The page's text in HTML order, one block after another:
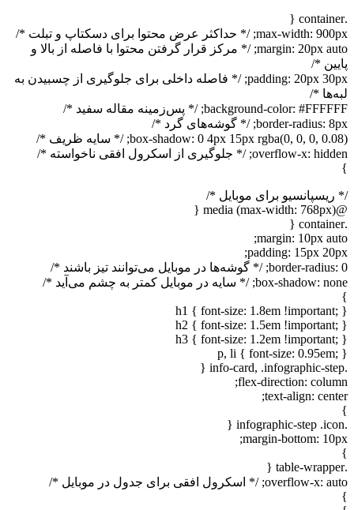
.container {
max-width: 900px; /* حداکثر عرض محتوا برای دسکتاپ و تبلت */
margin: 20px auto; /* مرکز قرار گرفتن محتوا با فاصله از بالا و
پایین */
padding: 20px 30px; /* فاصله داخلی برای جلوگیری از چسبیدن به
لبه‌ها */
background-color: #FFFFFF; /* پس‌زمینه مقاله سفید */
border-radius: 8px; /* گوشه‌های گرد */
box-shadow: 0 4px 15px rgba(0, 0, 0, 0.08); /* سایه ظریف */
overflow-x: hidden; /* جلوگیری از اسکرول افقی ناخواسته */
}
/* ریسپانسیو برای موبایل */
@media (max-width: 768px) {
.container {
margin: 10px auto;
padding: 15px 20px;
border-radius: 0; /* گوشه‌ها در موبایل می‌توانند تیز باشند */
box-shadow: none; /* سایه در موبایل کمتر به چشم می‌آید */
}
h1 { font-size: 1.8em !important; }
h2 { font-size: 1.5em !important; }
h3 { font-size: 1.2em !important; }
p, li { font-size: 0.95em; }
.info-card, .infographic-step {
flex-direction: column;
text-align: center;
}
.infographic-step .icon {
margin-bottom: 10px;
}
.table-wrapper {
overflow-x: auto; /* اسکرول افقی برای جدول در موبایل */
}